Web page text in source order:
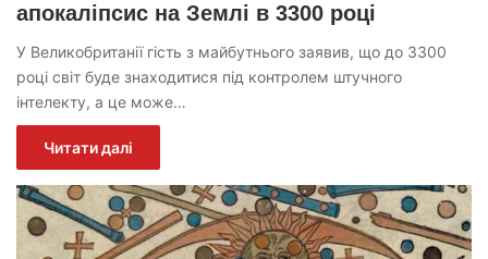
апокаліпсис на Землі в 3300 році
У Великобританії гість з майбутнього заявив, що до 3300
році світ буде знаходитися під контролем штучного
інтелекту, а це може…
Читати далі